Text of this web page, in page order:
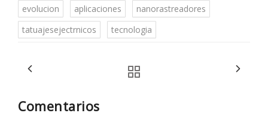
evolucion aplicaciones
nanorastreadores
tatuajesejectrnicos
tecnologia
Comentarios